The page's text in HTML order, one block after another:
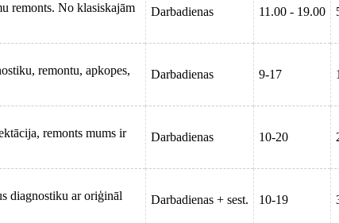
remonts. No klasiskajām
Darbadienas 11.00 - 19.00
remontu, apkopes,
Darbadienas 9-17
remonts mums ir
Darbadienas 10-20
diagnostiku ar oriģināl
Darbadienas + sest. 10-19